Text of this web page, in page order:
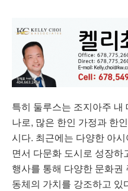
특히 둘루스는 조지아주
나로, 많은 한인 가정과 한
시다. 최근에는 다양한 아
면서 다문화 도시로 성장
행사를 통해 다양한 문화
동체의 가치를 강조하고 있